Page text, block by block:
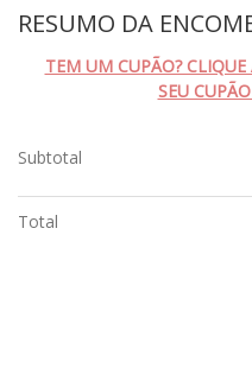
RESUMO DA
TEM UM CUPÃO?
SEU
Subtotal
Total